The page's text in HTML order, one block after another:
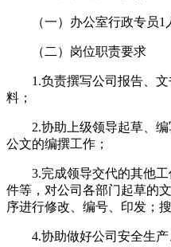
（一）办公室行政专员1
（二）岗位职责要求
1.负责撰写公司报告、文
料；
2.协助上级领导起草、编
公文的编撰工作；
3.完成领导交代的其他工
件等，对公司各部门起草的
序进行修改、编号、印发；
4.协助做好公司安全生产